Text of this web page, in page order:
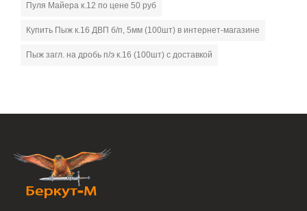
Пуля Майера к.12 по цене 50 руб
Купить Пыж к.16 ДВП б/п, 5мм (100шт) в интернет-магазине
Пыж загл. на дробь п/э к.16 (100шт) с доставкой